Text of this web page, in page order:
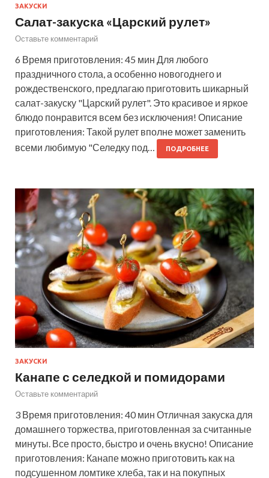
ЗАКУСКИ
Салат-закуска «Царский рулет»
Оставьте комментарий
6 Время приготовления: 45 мин Для любого
праздничного стола, а особенно новогоднего и
рождественского, предлагаю приготовить шикарный
салат-закуску "Царский рулет". Это красивое и яркое
блюдо понравится всем без исключения! Описание
приготовления: Такой рулет вполне может заменить
всеми любимую "Селедку под…
ПОДРОБНЕЕ
ЗАКУСКИ
Канапе с селедкой и помидорами
Оставьте комментарий
3 Время приготовления: 40 мин Отличная закуска для
домашнего торжества, приготовленная за считанные
минуты. Все просто, быстро и очень вкусно! Описание
приготовления: Канапе можно приготовить как на
подсушенном ломтике хлеба, так и на покупных